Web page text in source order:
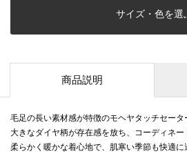
サイズ・色を選
商品説明
毛足の長い素材感が特徴のモヘヤタッチセータ
大きなダイヤ柄が存在感を放ち、コーディネー
柔らかく暖かな着心地で、肌寒い季節も快適に